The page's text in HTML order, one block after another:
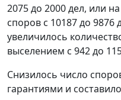
2075 до 2000 дел, или
споров с 10187 до 9876
увеличилось
выселением с 942 до
Снизилось число
гарантиями и